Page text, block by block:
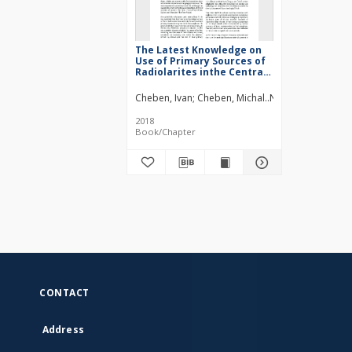
The Latest Knowledge on
Use of Primary Sources of
Radiolarites inthe Central
Microregion of Nemšová –
Červený Kameň)
Cheben, Ivan Cheben, Michal Nemergut, Adrián
2018
Book/Chapter
CONTACT
Address